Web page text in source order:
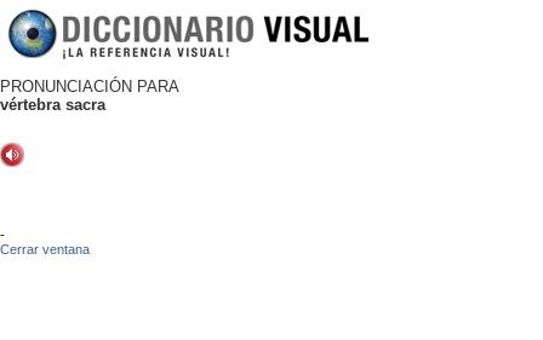
PRONUNCIACIÓN PARA
vértebra sacra
-
Cerrar ventana